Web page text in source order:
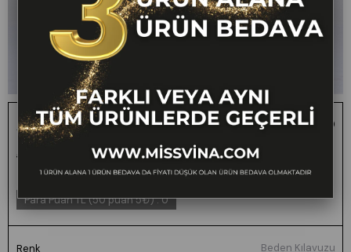
Alviera Paraşüt Kumaş Bilek Boy Pantolon
₺2.400,00 ₺1.199,00 50 1 ALANA 1 BEDAVA -
FARKLI VEYA AYNI TÜM
ÜRÜNLERDE GEÇERLİ
Para Puan TL (50 puan 5₺):0
Renk Beden Kılavuzu